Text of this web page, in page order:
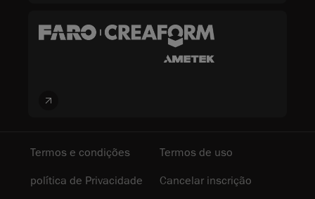
Termos e condições
Termos de uso
política de Privacidade
Cancelar inscrição